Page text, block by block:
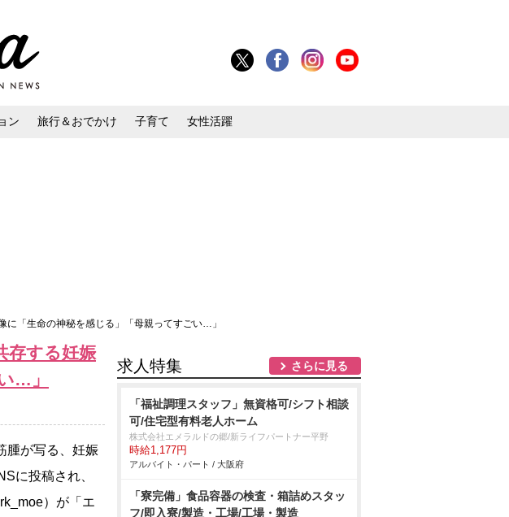
ン 旅行＆おでかけ 子育て 女性活躍
「生命の神秘を感じる」「母親ってすごい…」
存する妊娠
…」
が写る、妊娠
に投稿され、
）が「エ
求人特集 さらに見る
「福祉調理スタッフ」無資格可/シフト相談
可/住宅型有料老人ホーム
株式会社エメラルドの郷/新ライフパートナー平野
時給1,177円
アルバイト・パート / 大阪府
「寮完備」食品容器の検査・箱詰めスタッ
フ/即入寮/製造・工場/工場・製造